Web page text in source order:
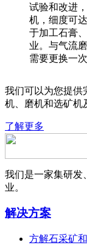
试验和改进
机，细度可
于加工石膏
业。与气流
需要更换一
我们可以为您提供
机、磨机和选矿机
了解更多
我们是一家集研发
业。
解决方案
方解石采矿